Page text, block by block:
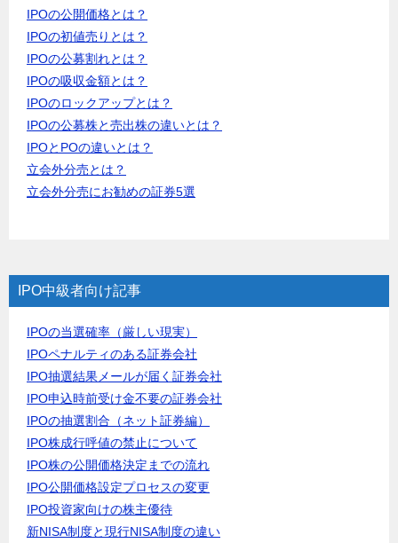
IPOの公開価格とは？
IPOの初値売りとは？
IPOの公募割れとは？
IPOの吸収金額とは？
IPOのロックアップとは？
IPOの公募株と売出株の違いとは？
IPOとPOの違いとは？
立会外分売とは？
立会外分売にお勧めの証券5選
IPO中級者向け記事
IPOの当選確率（厳しい現実）
IPOペナルティのある証券会社
IPO抽選結果メールが届く証券会社
IPO申込時前受け金不要の証券会社
IPOの抽選割合（ネット証券編）
IPO株成行呼値の禁止について
IPO株の公開価格決定までの流れ
IPO公開価格設定プロセスの変更
IPO投資家向けの株主優待
新NISA制度と現行NISA制度の違い